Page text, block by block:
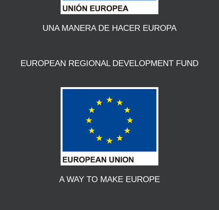
UNA MANERA DE HACER EUROPA
EUROPEAN REGIONAL DEVELOPMENT FUND
A WAY TO MAKE EUROPE